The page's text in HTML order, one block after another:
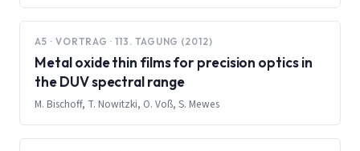
A5 · VORTRAG · 113. TAGUNG (2012)
Metal oxide thin films for precision optics in
the DUV spectral range
M. Bischoff, T. Nowitzki, O. Voß, S. Mewes